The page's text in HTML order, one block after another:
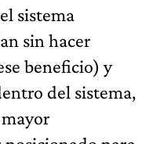
sistema
sin hacer
beneficio) y
del sistema,